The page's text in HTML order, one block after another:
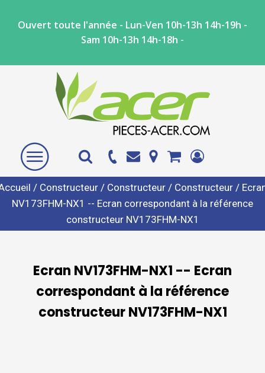
Ouvert toute l'année - Lun-Ven 10h-13h 14h-19h -
Sam 10h-13h 14h-18h -
/ Constructeur / Constructeur / Constructeur /
NV173FHM-NX1 -- Ecran correspondant à la référence
constructeur NV173FHM-NX1
Ecran NV173FHM-NX1 -- Ecran
correspondant à la référence
constructeur NV173FHM-NX1